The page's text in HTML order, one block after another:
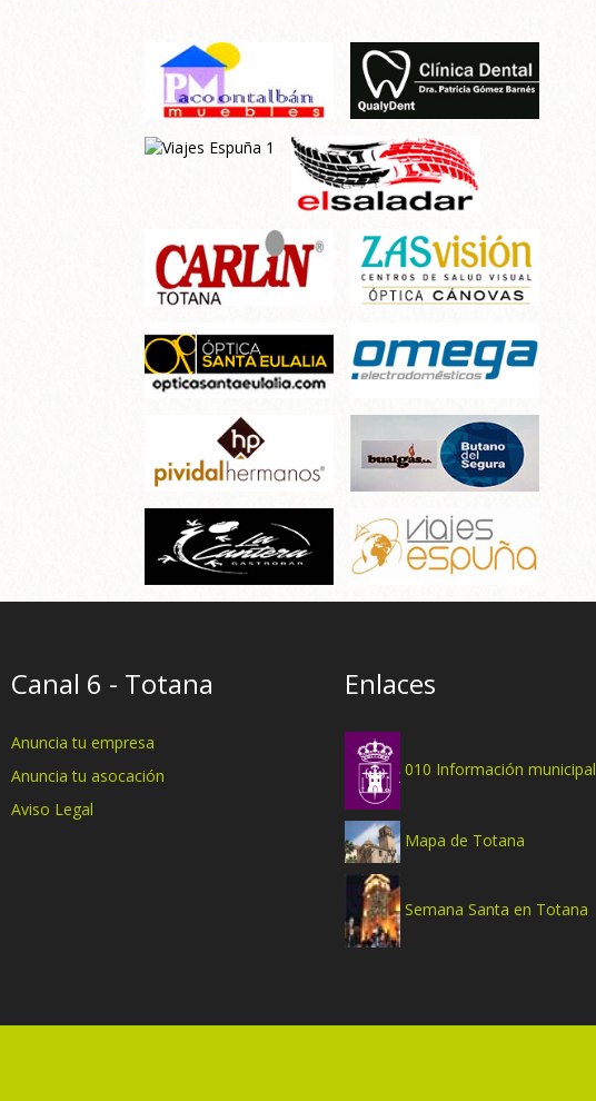
Canal 6 - Totana
Anuncia tu empresa
Anuncia tu asocación
Aviso Legal
Enlaces
010 Información municipal
Mapa de Totana
Semana Santa en Totana